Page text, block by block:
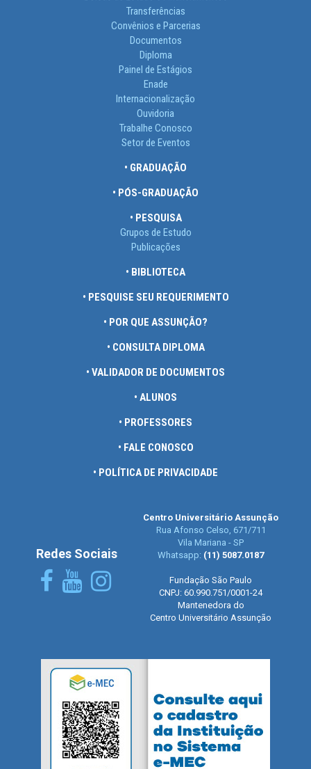
Transferências
Convênios e Parcerias
Documentos
Diploma
Painel de Estágios
Enade
Internacionalização
Ouvidoria
Trabalhe Conosco
Setor de Eventos
• GRADUAÇÃO
• PÓS-GRADUAÇÃO
• PESQUISA
Grupos de Estudo
Publicações
• BIBLIOTECA
• PESQUISE SEU REQUERIMENTO
• POR QUE ASSUNÇÃO?
• CONSULTA DIPLOMA
• VALIDADOR DE DOCUMENTOS
• ALUNOS
• PROFESSORES
• FALE CONOSCO
• POLÍTICA DE PRIVACIDADE
Redes Sociais
Centro Universitário Assunção
Rua Afonso Celso, 671/711
Vila Mariana - SP
Whatsapp: (11) 5087.0187
Fundação São Paulo
CNPJ: 60.990.751/0001-24
Mantenedora do
Centro Universitário Assunção